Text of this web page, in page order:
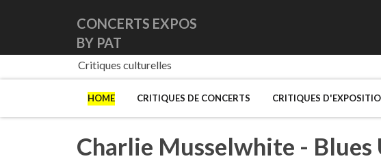
CONCERTS EXPOS
BY PAT
Critiques culturelles
HOME CRITIQUES DE CONCERTS CRITIQUES
Charlie Musselwhite - Blues